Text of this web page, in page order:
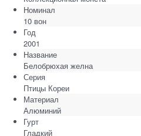
Номинал
10 вон
Год
2001
Название
Белобрюхая желна
Серия
Птицы Кореи
Материал
Алюминий
Гурт
Гладкий